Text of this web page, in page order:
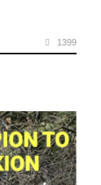
1399